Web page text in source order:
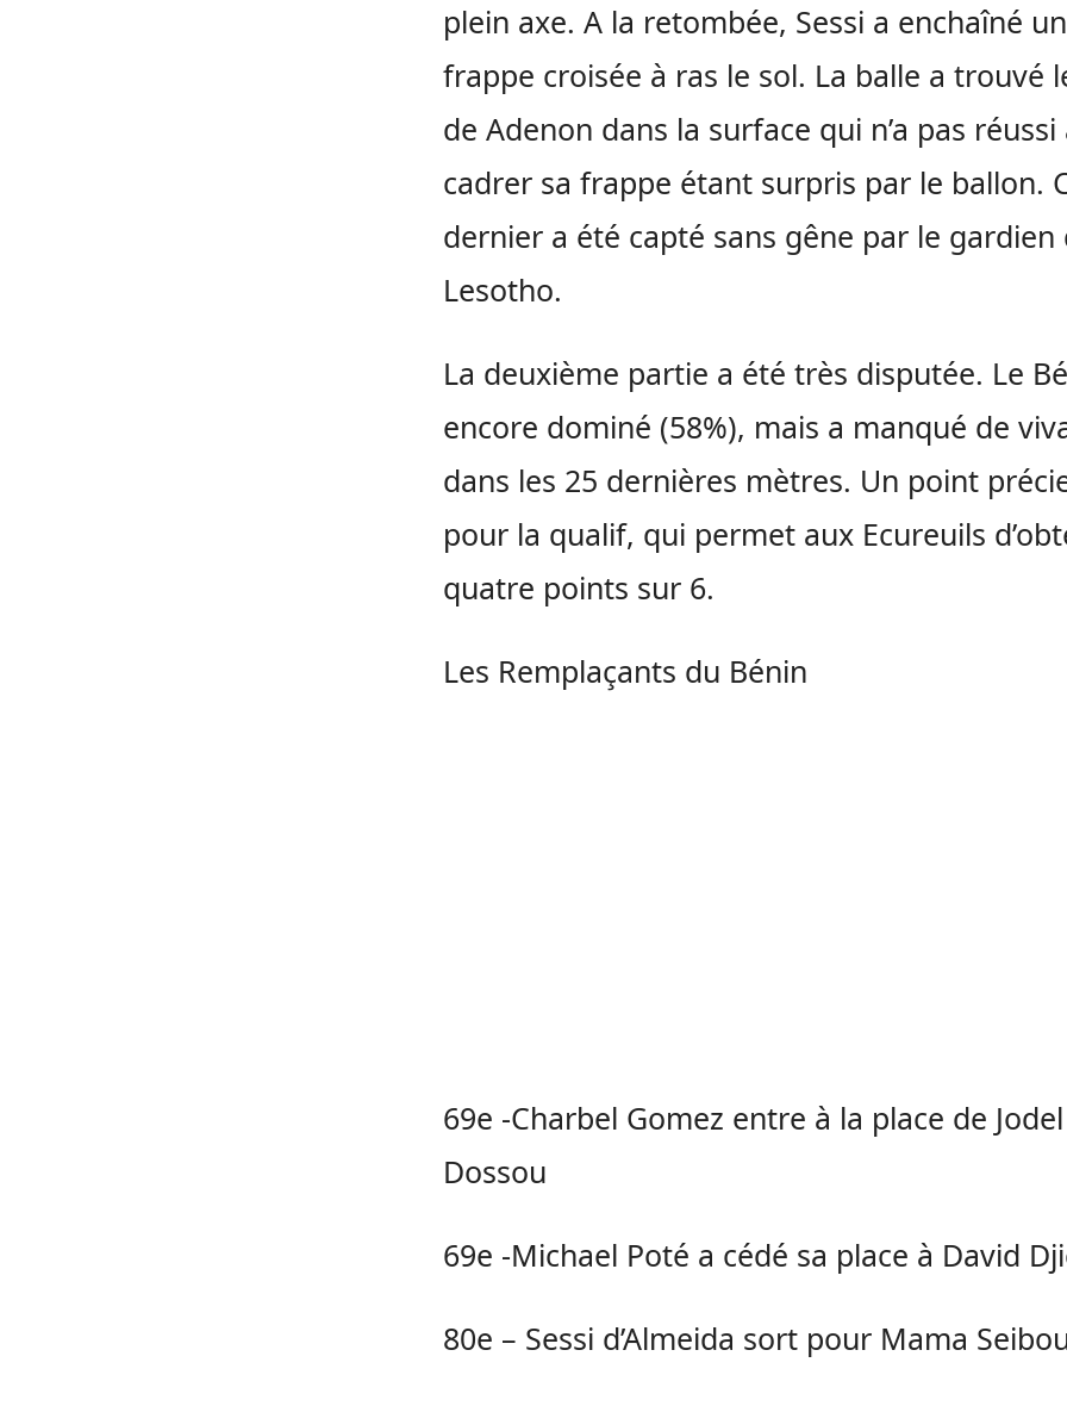
plein axe. A la retombée, Sessi a enchaîné
frappe croisée à ras le sol. La balle a trouvé
de Adenon dans la surface qui n’a pas
cadrer sa frappe étant surpris par le ballon.
dernier a été capté sans gêne par le gardien
Lesotho.
La deuxième partie a été très disputée. Le
encore dominé (58%), mais a manqué de
dans les 25 dernières mètres. Un point
pour la qualif, qui permet aux Ecureuils
quatre points sur 6.
Les Remplaçants du Bénin
69e -Charbel Gomez entre à la place de Jodel
Dossou
69e -Michael Poté a cédé sa place à David
80e – Sessi d’Almeida sort pour Mama